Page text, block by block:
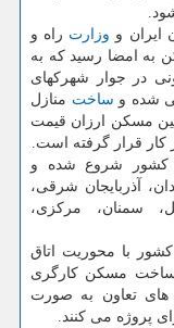
ایران و وزارت راه و
امضا رسید که به
واحد مسکونی در جوار شهرکهای
شده و ساخت منازل
مسکن ارزان قیمت
کار قرار گرفته است.
کار در ۱۲ استان کشور شروع شده و
آذربایجان شرقی،
سمنان، مرکزی،
با محوریت اتاق
ساخت مسکن کارگری
های تعاون به صورت
پروژه می کنند.